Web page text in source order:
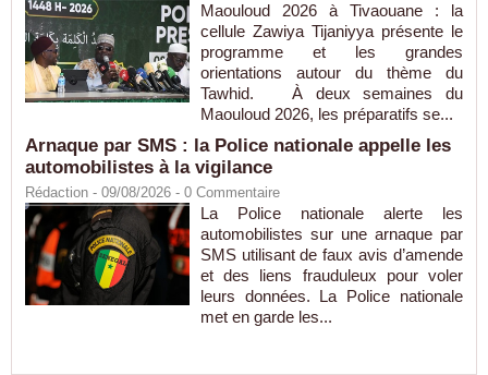
Maouloud 2026 à Tivaouane : la
cellule Zawiya Tijaniyya présente le
programme et les grandes
orientations autour du thème du
Tawhid. À deux semaines du
Maouloud 2026, les préparatifs se...
Arnaque par SMS : la Police nationale appelle les
automobilistes à la vigilance
Rédaction - 09/08/2026 - 0 Commentaire
La Police nationale alerte les
automobilistes sur une arnaque par
SMS utilisant de faux avis d’amende
et des liens frauduleux pour voler
leurs données. La Police nationale
met en garde les...